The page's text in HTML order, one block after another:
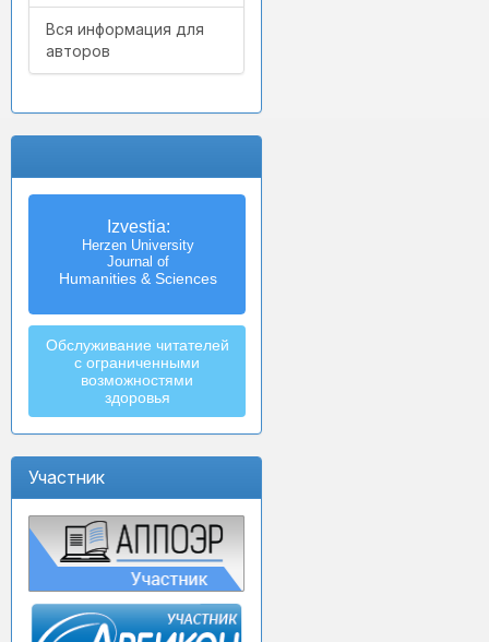
Вся информация для
авторов
Izvestia:
Herzen University
Journal of
Humanities & Sciences
Обслуживание читателей
с ограниченными
возможностями
здоровья
Участник